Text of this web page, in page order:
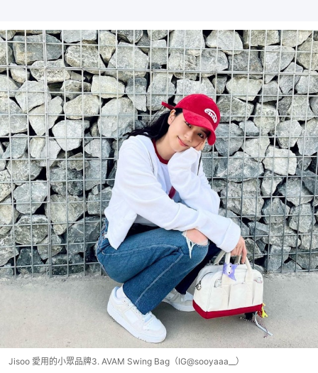
Jisoo 愛用的小眾品牌3. AVAM Swing Bag（IG@sooyaaa__）